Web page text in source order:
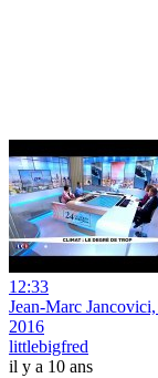
12:33
Jean-Marc
2016
littlebigfred
il y a 10 ans